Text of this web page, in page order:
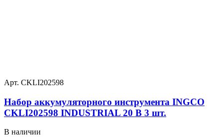
Арт. CKLI202598
Набор аккумуляторного инструмента INGCO
CKLI202598 INDUSTRIAL 20 В 3 шт.
В наличии